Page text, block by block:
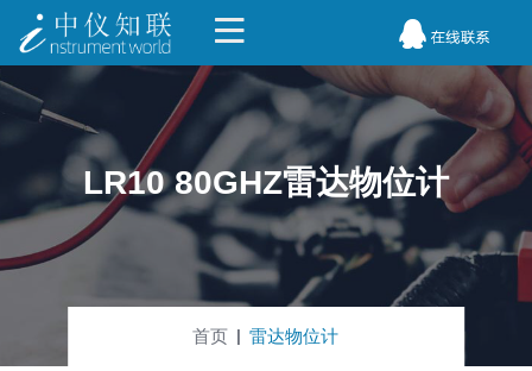
LR10 80GHZ雷达物位计
首页 雷达物位计